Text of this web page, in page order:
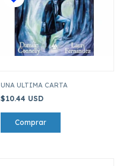
UNA ULTIMA CARTA
$10.44 USD